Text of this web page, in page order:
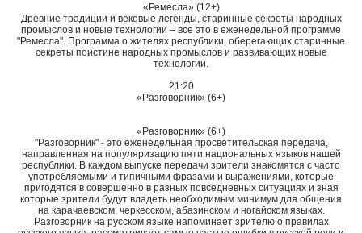
«Ремесла» (12+)
Древние традиции и вековые легенды, старинные секреты народных
промыслов и новые технологии – все это в еженедельной программе
"Ремесла". Программа о жителях республики, оберегающих старинные
секреты поистине народных промыслов и развивающих новые
технологии.
21:20
«Разговорник» (6+)
«Разговорник» (6+)
"Разговорник" - это еженедельная просветительская передача,
направленная на популяризацию пяти национальных языков нашей
республики. В каждом выпуске передачи зрители знакомятся с часто
употребляемыми и типичными фразами и выражениями, которые
пригодятся в совершенно в разных повседневных ситуациях и зная
которые зрители будут владеть необходимым минимум для общения
на карачаевском, черкесском, абазинском и ногайском языках.
Разговорник на русском языке напоминает зрителю о правилах